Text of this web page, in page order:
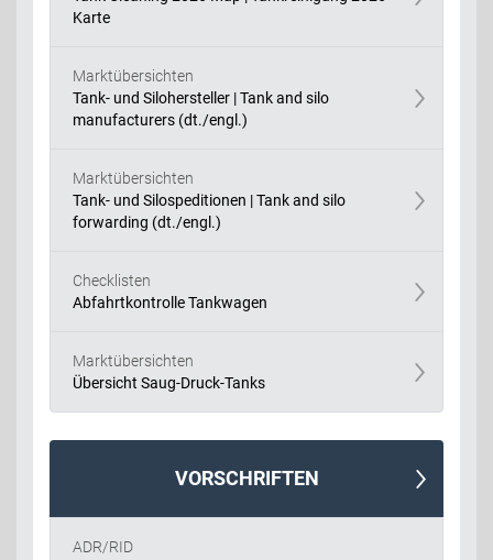
Karte
Marktübersichten
Tank- und Silohersteller | Tank and silo
manufacturers (dt./engl.)
Marktübersichten
Tank- und Silospeditionen | Tank and silo
forwarding (dt./engl.)
Checklisten
Abfahrtkontrolle Tankwagen
Marktübersichten
Übersicht Saug-Druck-Tanks
VORSCHRIFTEN
ADR/RID